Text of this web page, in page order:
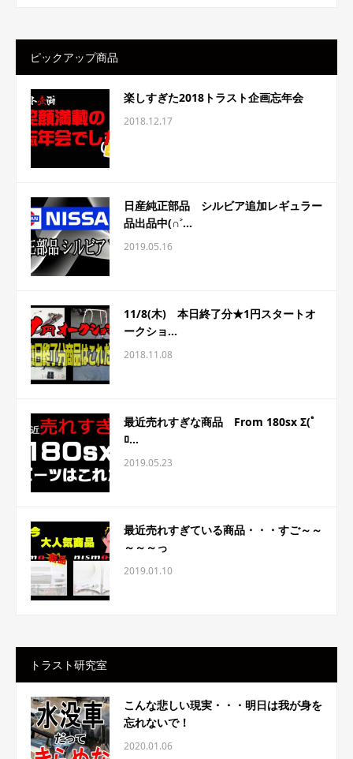
ピックアップ商品
楽しすぎた2018トラスト企画忘年会
2018.12.17
日産純正部品 シルビア追加レギュラー
品出品中(∩˃...
2019.05.16
11/8(木) 本日終了分★1円スタートオ
ークショ...
2018.11.08
最近売れすぎな商品 From 180sx Σ(ﾟ
ﾛ...
2019.05.23
最近売れすぎている商品・・・すご～～
～～～っ
2019.01.10
トラスト研究室
こんな悲しい現実・・・明日は我が身を
忘れないで！
2020.01.06